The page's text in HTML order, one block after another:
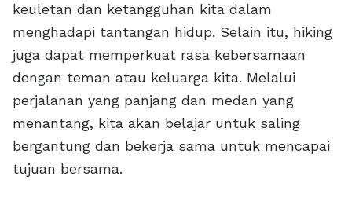
keuletan dan ketangguhan kita dalam
menghadapi tantangan hidup. Selain itu, hiking
juga dapat memperkuat rasa kebersamaan
dengan teman atau keluarga kita. Melalui
perjalanan yang panjang dan medan yang
menantang, kita akan belajar untuk saling
bergantung dan bekerja sama untuk mencapai
tujuan bersama.